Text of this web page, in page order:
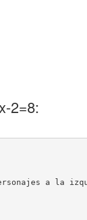
2=8:
a la